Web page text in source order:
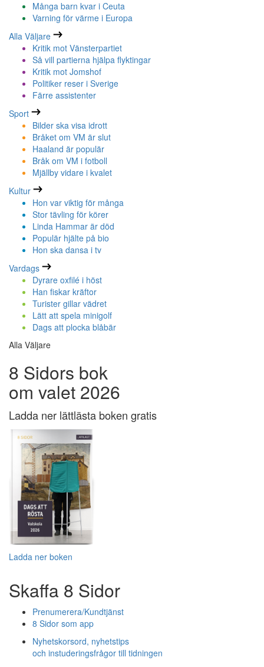
Många barn kvar i Ceuta
Varning för värme i Europa
Alla Väljare
Kritik mot Vänsterpartiet
Så vill partierna hjälpa flyktingar
Kritik mot Jomshof
Politiker reser i Sverige
Färre assistenter
Sport
Bilder ska visa idrott
Bråket om VM är slut
Haaland är populär
Bråk om VM i fotboll
Mjällby vidare i kvalet
Kultur
Hon var viktig för många
Stor tävling för körer
Linda Hammar är död
Populär hjälte på bio
Hon ska dansa i tv
Vardags
Dyrare oxfilé i höst
Han fiskar kräftor
Turister gillar vädret
Lätt att spela minigolf
Dags att plocka blåbär
Alla Väljare
8 Sidors bok
om valet 2026
Ladda ner lättlästa boken gratis
Ladda ner boken
Skaffa 8 Sidor
Prenumerera/Kundtjänst
8 Sidor som app
Nyhetskorsord, nyhetstips
och instuderingsfrågor till tidningen